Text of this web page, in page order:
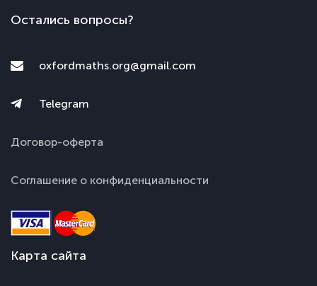
Остались вопросы?
oxfordmaths.org@gmail.com
Telegram
Договор-оферта
Соглашение о конфиденциальности
Карта сайта